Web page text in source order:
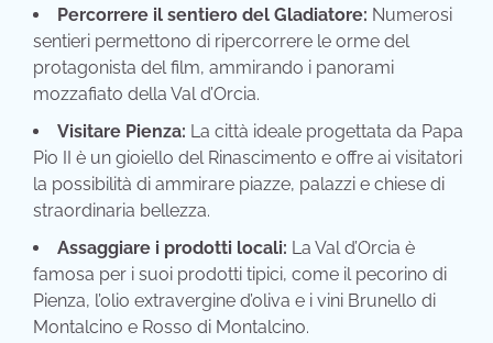
Percorrere il sentiero del Gladiatore: Numerosi
sentieri permettono di ripercorrere le orme del
protagonista del film, ammirando i panorami
mozzafiato della Val d’Orcia.
Visitare Pienza: La città ideale progettata da Papa
Pio II è un gioiello del Rinascimento e offre ai visitatori
la possibilità di ammirare piazze, palazzi e chiese di
straordinaria bellezza.
Assaggiare i prodotti locali: La Val d’Orcia è
famosa per i suoi prodotti tipici, come il pecorino di
Pienza, l’olio extravergine d’oliva e i vini Brunello di
Montalcino e Rosso di Montalcino.